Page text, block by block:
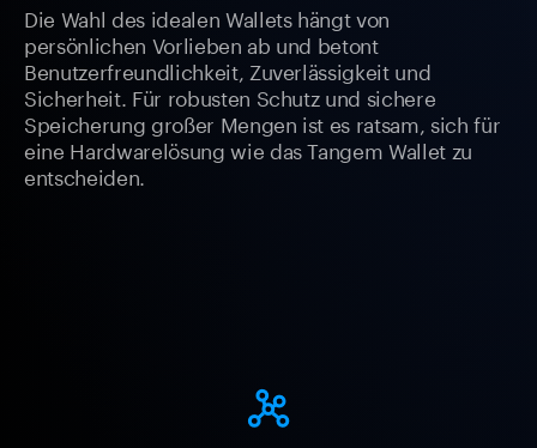
Die Wahl des idealen Wallets hängt von
persönlichen Vorlieben ab und betont
Benutzerfreundlichkeit, Zuverlässigkeit und
Sicherheit. Für robusten Schutz und sichere
Speicherung großer Mengen ist es ratsam, sich für
eine Hardwarelösung wie das Tangem Wallet zu
entscheiden.